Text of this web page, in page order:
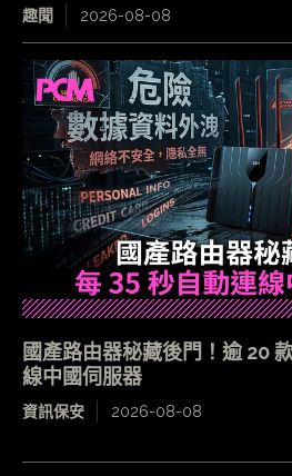
趣聞 2026-08-08
國產路由器秘藏後門！逾 20
線中國伺服器
資訊保安 2026-08-08